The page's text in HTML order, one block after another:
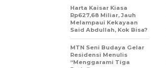
Harta Kaisar Kiasa
Rp627,68 Miliar, Jauh
Melampaui Kekayaan
Said Abdullah, Kok Bisa?
MTN Seni Budaya Gelar
Residensi Menulis
“Menggarami Tiga